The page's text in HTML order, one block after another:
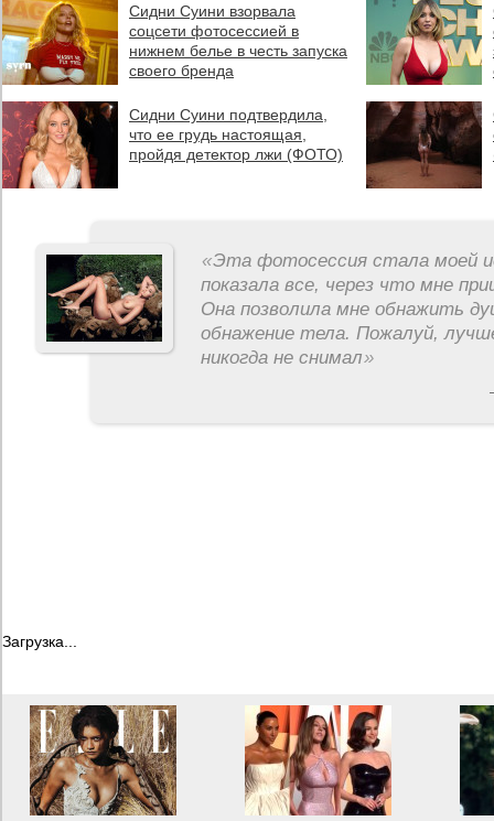
Сидни Суини взорвала
соцсети фотосессией в
нижнем белье в честь запуска
своего бренда
Сидни Суини подтвердила,
что ее грудь настоящая,
пройдя детектор лжи (ФОТО)
«Эта фотосессия стала моей
показала все, через что мне
Она позволила мне обнажить
обнажение тела. Пожалуй,
никогда не снимал»
Загрузка...